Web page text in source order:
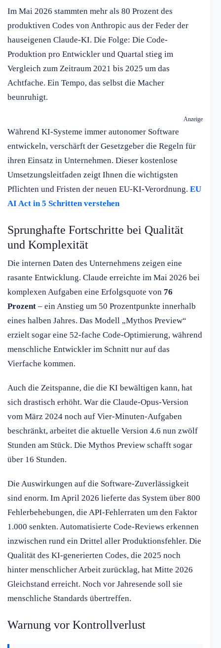
Im Mai 2026 stammten mehr als 80 Prozent des
produktiven Codes von Anthropic aus der Feder der
hauseigenen Claude-KI. Die Folge: Die Code-
Produktion pro Entwickler und Quartal stieg im
Vergleich zum Zeitraum 2021 bis 2025 um das
Achtfache. Ein Tempo, das selbst die Macher
beunruhigt.
Anzeige
Während KI-Systeme immer autonomer Software
entwickeln, verschärft der Gesetzgeber die Regeln für
ihren Einsatz in Unternehmen. Dieser kostenlose
Umsetzungsleitfaden zeigt Ihnen die wichtigsten
Pflichten und Fristen der neuen EU-KI-Verordnung. EU
AI Act in 5 Schritten verstehen
Sprunghafte Fortschritte bei Qualität
und Komplexität
Die internen Daten des Unternehmens zeigen eine
rasante Entwicklung. Claude erreichte im Mai 2026 bei
komplexen Aufgaben eine Erfolgsquote von 76
Prozent – ein Anstieg um 50 Prozentpunkte innerhalb
eines halben Jahres. Das Modell „Mythos Preview“
erzielt sogar eine 52-fache Code-Optimierung, während
menschliche Entwickler im Schnitt nur auf das
Vierfache kommen.
Auch die Zeitspanne, die die KI bewältigen kann, hat
sich drastisch erhöht. War die Claude-Opus-Version
vom März 2024 noch auf Vier-Minuten-Aufgaben
beschränkt, arbeitet die aktuelle Version 4.6 nun zwölf
Stunden am Stück. Die Mythos Preview schafft sogar
über 16 Stunden.
Die Auswirkungen auf die Software-Zuverlässigkeit
sind enorm. Im April 2026 lieferte das System über 800
Fehlerbehebungen, die API-Fehlerraten um den Faktor
1.000 senkten. Automatisierte Code-Reviews erkennen
inzwischen rund ein Drittel aller Produktionsfehler. Die
Qualität des KI-generierten Codes, die 2025 noch
hinter menschlicher Arbeit zurücklag, hat Mitte 2026
Gleichstand erreicht. Noch vor Jahresende soll sie
menschliche Standards übertreffen.
Warnung vor Kontrollverlust